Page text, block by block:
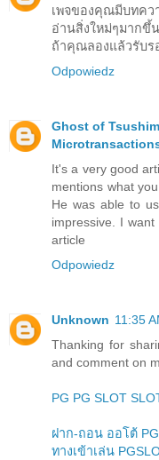
เพจของคุณมีบทค
อ่านสิ่งใหม่ๆมาก
ถ้าคุณลองแล้วรับร
Odpowiedz
Ghost of
It's a very good
mentions what
He was able to
impressive. I
article
Odpowiedz
Unknown 11:35
Thanking for
and comment on
PG PG SLOT
ฝาก-ถอน ออโต้
ทางเข้าเล่น